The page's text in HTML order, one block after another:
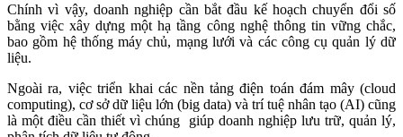
Chính vì vậy, doanh nghiệp cần bắt đầu kế hoạch chuyển đổi số
bằng việc xây dựng một hạ tầng công nghệ thông tin vững chắc,
bao gồm hệ thống máy chủ, mạng lưới và các công cụ quản lý dữ
liệu.
Ngoài ra, việc triển khai các nền tảng điện toán đám mây (cloud
computing), cơ sở dữ liệu lớn (big data) và trí tuệ nhân tạo (AI) cũng
là một điều cần thiết vì chúng giúp doanh nghiệp lưu trữ, quản lý,